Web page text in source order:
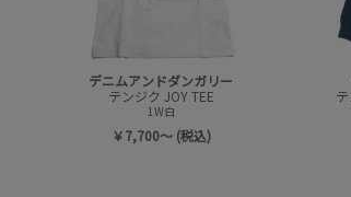
デニムアンドダンガリー
テンジク JOY TEE
1W白
￥7,700～ (税込)